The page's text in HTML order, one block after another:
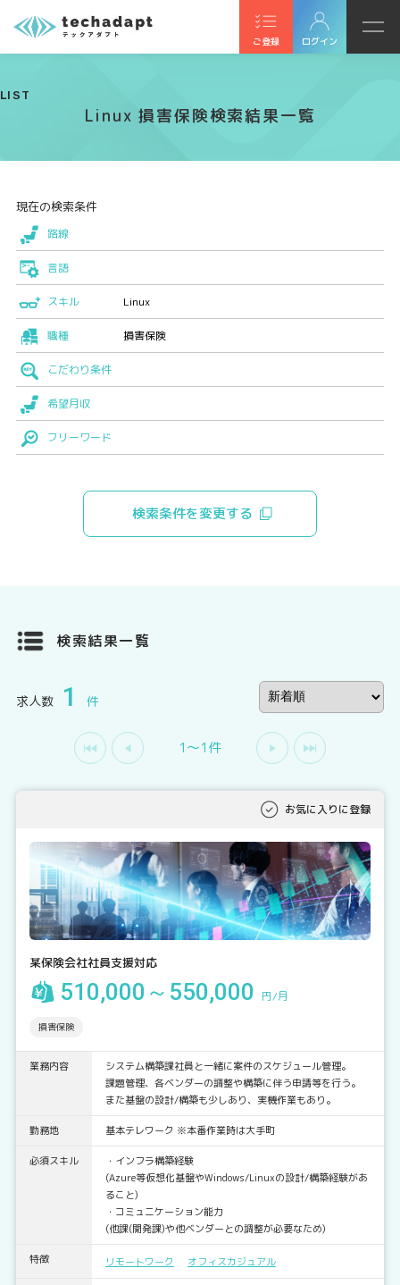
ご登録 ログイン
LIST
Linux 損害保険検索結果一覧
現在の検索条件
路線
言語
スキル Linux
職種 損害保険
こだわり条件
希望月収
フリーワード
検索条件を変更する
検索結果一覧
求人数 1 件
1〜1件
お気に入りに登録
某保険会社社員支援対応
510,000～550,000 円/月
損害保険
業務内容
システム構築課社員と一緒に案件のスケジュール管理。
課題管理、各ベンダーの調整や構築に伴う申請等を行う。
また基盤の設計/構築も少しあり、実機作業もあり。
勤務地 基本テレワーク ※本番作業時は大手町
必須スキル
・インフラ構築経験
(Azure等仮想化基盤やWindows/Linuxの設計/構築経験があ
ること)
・コミュニケーション能力
(他課(開発課)や他ベンダーとの調整が必要なため)
特徴 リモートワーク オフィスカジュアル